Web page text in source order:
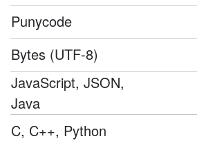
Punycode
Bytes (UTF-8)
JavaScript, JSON,
Java
C, C++, Python